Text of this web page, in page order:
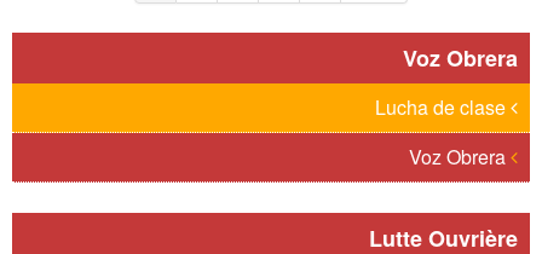
Voz Obrera
Lutte Ouvrière